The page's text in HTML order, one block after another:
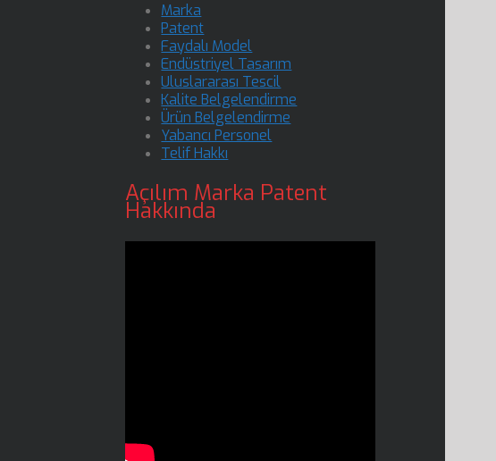
Marka
Patent
Faydalı Model
Endüstriyel Tasarım
Uluslararası Tescil
Kalite Belgelendirme
Ürün Belgelendirme
Yabancı Personel
Telif Hakkı
Açılım Marka Patent
Hakkında